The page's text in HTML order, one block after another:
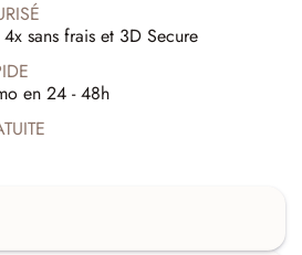
sans frais et 3D Secure
en 24 - 48h